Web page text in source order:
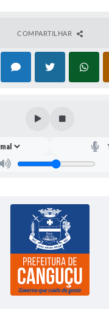
COMPARTILHAR